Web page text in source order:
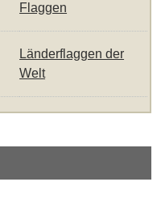
Flaggen
Länderflaggen der
Welt